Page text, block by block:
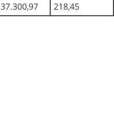
37.300,97 218,45